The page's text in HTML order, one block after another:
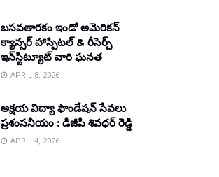
బసవతారకం ఇండో అమెరికన్
క్యాన్సర్ హాస్పిటల్ & రీసెర్చ్
ఇన్‌స్టిట్యూట్ వారి ఘనత
APRIL 8, 2026
అక్షయ విద్యా ఫౌండేషన్ సేవలు
ప్రశంసనీయం : డీజీపీ శివధర్ రెడ్డి
APRIL 4, 2026